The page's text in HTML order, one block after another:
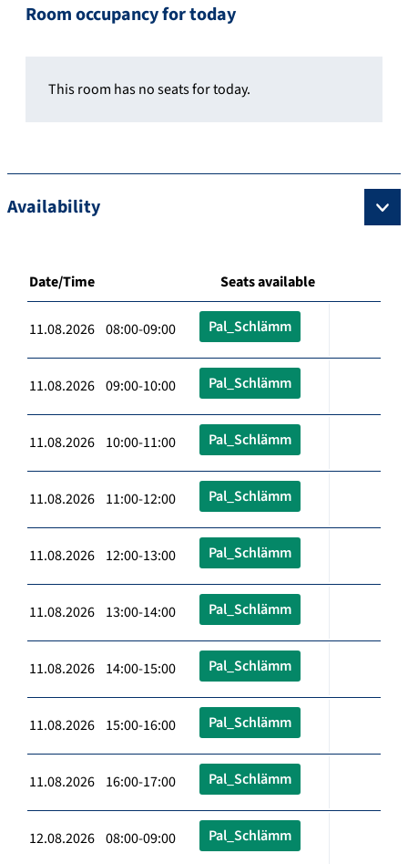
Room occupancy for today
This room has no seats for today.
Availability
Date/Time Seats available
11.08.2026 08:00-09:00 Pal_Schlämm
11.08.2026 09:00-10:00 Pal_Schlämm
11.08.2026 10:00-11:00 Pal_Schlämm
11.08.2026 11:00-12:00 Pal_Schlämm
11.08.2026 12:00-13:00 Pal_Schlämm
11.08.2026 13:00-14:00 Pal_Schlämm
11.08.2026 14:00-15:00 Pal_Schlämm
11.08.2026 15:00-16:00 Pal_Schlämm
11.08.2026 16:00-17:00 Pal_Schlämm
12.08.2026 08:00-09:00 Pal_Schlämm